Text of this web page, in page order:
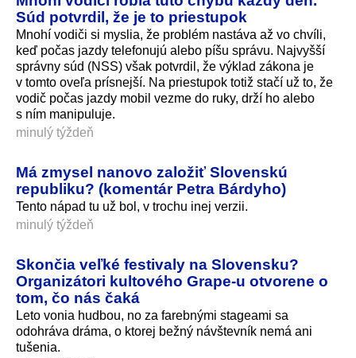
Súd potvrdil, že je to priestupok
Mnohí vodiči si myslia, že problém nastáva až vo chvíli,
keď počas jazdy telefonujú alebo píšu správu. Najvyšší
správny súd (NSS) však potvrdil, že výklad zákona je
v tomto oveľa prísnejší. Na priestupok totiž stačí už to, že
vodič počas jazdy mobil vezme do ruky, drží ho alebo
s ním manipuluje.
minulý týždeň
Má zmysel nanovo založiť Slovenskú
republiku? (komentár Petra Bárdyho)
Tento nápad tu už bol, v trochu inej verzii.
minulý týždeň
Skončia veľké festivaly na Slovensku?
Organizátori kultového Grape-u otvorene o
tom, čo nás čaká
Leto vonia hudbou, no za farebnými stageami sa
odohráva dráma, o ktorej bežný návštevník nemá ani
tušenia.